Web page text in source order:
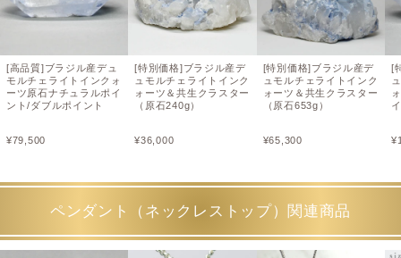
[高品質]ブラジル産デュ
モルチェライトインクォ
ーツ原石ナチュラルポイ
ント/ダブルポイント
¥79,500
[特別価格]ブラジル産デ
ュモルチェライトインク
ォーツ＆共生クラスター
（原石240g）
¥36,000
[特別価格]ブラジル産デ
ュモルチェライトインク
ォーツ＆共生クラスター
（原石653g）
¥65,300
[
¥
ペンダント（ネックレストップ）関連商品